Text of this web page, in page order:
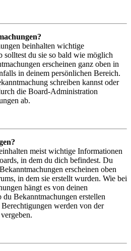
beinhalten wichtige
solltest du sie so bald wie möglich
erscheinen ganz oben in
in deinem persönlichen Bereich.
schreiben kannst oder
die Board-Administration
ab.
meist wichtige Informationen
in dem du dich befindest. Du
erscheinen oben
in dem sie erstellt wurden. Wie bei
hängt es von deinen
Bekanntmachungen erstellen
werden von der